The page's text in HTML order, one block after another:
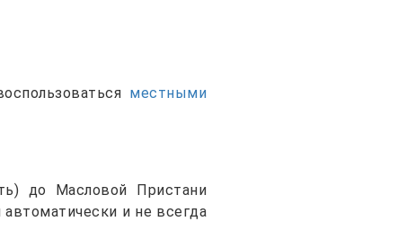
местными
до Масловой Пристани
и не всегда